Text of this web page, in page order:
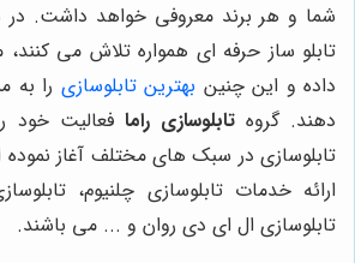
شما و هر برند معروفی خواهد داشت. در
تابلو ساز حرفه ای همواره تلاش می کنند،
داده و این چنین بهترین تابلوسازی را به
دهند. گروهتابلوسازی راما فعالیت خود
تابلوسازی در سبک های مختلف آغاز نموده
ارائه خدمات تابلوسازی چلنیوم،
تابلوسازی ال ای دی روان و ... می باشند.